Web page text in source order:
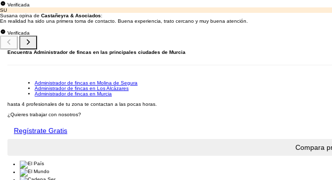
Verificada
SU
Susana opina de Castañeyra & Asociados:
En realidad ha sido una primera toma de contacto. Buena experiencia, trato cercano y muy buena atención.
Verificada
Encuentra Administrador de fincas en las principales ciudades de Murcia
Administrador de fincas en Molina de Segura
Administrador de fincas en Los Alcázares
Administrador de fincas en Murcia
hasta 4 profesionales de tu zona te contactan a las pocas horas.
¿Quieres trabajar con nosotros?
Regístrate Gratis